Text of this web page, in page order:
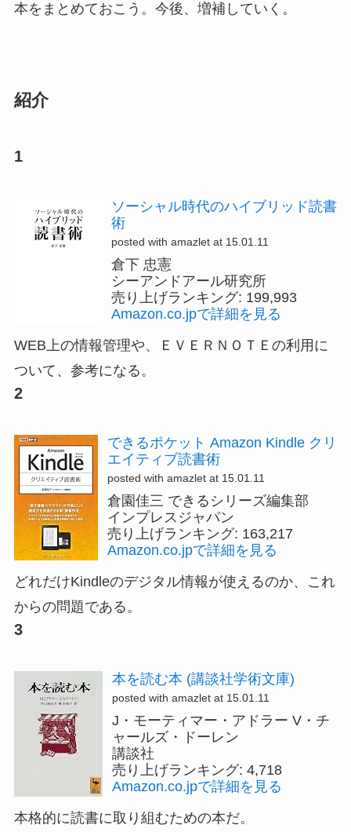
本をまとめておこう。今後、増補していく。
紹介
1
ソーシャル時代のハイブリッド読書
術
posted with amazlet at 15.01.11
倉下 忠憲
シーアンドアール研究所
売り上げランキング: 199,993
Amazon.co.jpで詳細を見る
WEB上の情報管理や、ＥＶＥＲＮＯＴＥの利用に
ついて、参考になる。
2
できるポケット Amazon Kindle クリ
エイティブ読書術
posted with amazlet at 15.01.11
倉園佳三 できるシリーズ編集部
インプレスジャパン
売り上げランキング: 163,217
Amazon.co.jpで詳細を見る
どれだけKindleのデジタル情報が使えるのか、これ
からの問題である。
3
本を読む本 (講談社学術文庫)
posted with amazlet at 15.01.11
J・モーティマー・アドラー V・チ
ャールズ・ドーレン
講談社
売り上げランキング: 4,718
Amazon.co.jpで詳細を見る
本格的に読書に取り組むための本だ。